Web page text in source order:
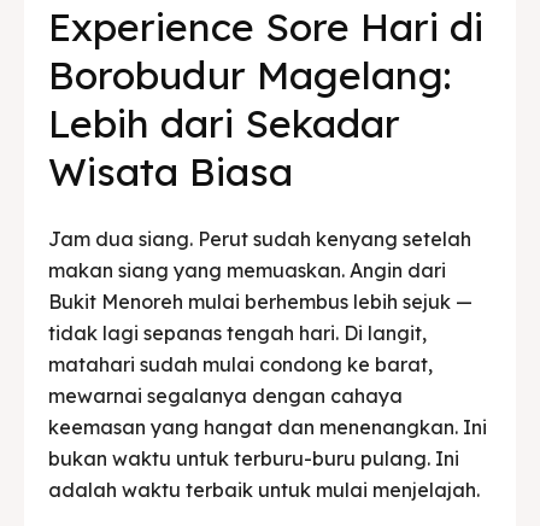
Experience Sore Hari di
Borobudur Magelang:
Lebih dari Sekadar
Wisata Biasa
Jam dua siang. Perut sudah kenyang setelah
makan siang yang memuaskan. Angin dari
Bukit Menoreh mulai berhembus lebih sejuk —
tidak lagi sepanas tengah hari. Di langit,
matahari sudah mulai condong ke barat,
mewarnai segalanya dengan cahaya
keemasan yang hangat dan menenangkan. Ini
bukan waktu untuk terburu-buru pulang. Ini
adalah waktu terbaik untuk mulai menjelajah.